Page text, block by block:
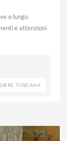
o lungo
e attenzioni
,TOSCANA